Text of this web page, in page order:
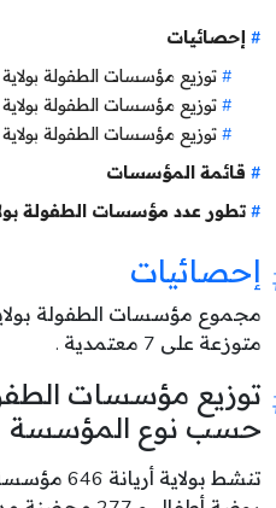
إحصائيات
توزيع مؤسسات الطفولة
توزيع مؤسسات الطفولة
توزيع مؤسسات الطفولة
قائمة المؤسسات
تطور عدد مؤسسات الطفولة
إحصائيات
مجموع مؤسسات الطفولة
متوزعة على 7 معتمدية .
توزيع مؤسسات
حسب نوع المؤسسة